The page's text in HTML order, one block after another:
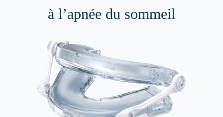
à l’apnée du sommeil